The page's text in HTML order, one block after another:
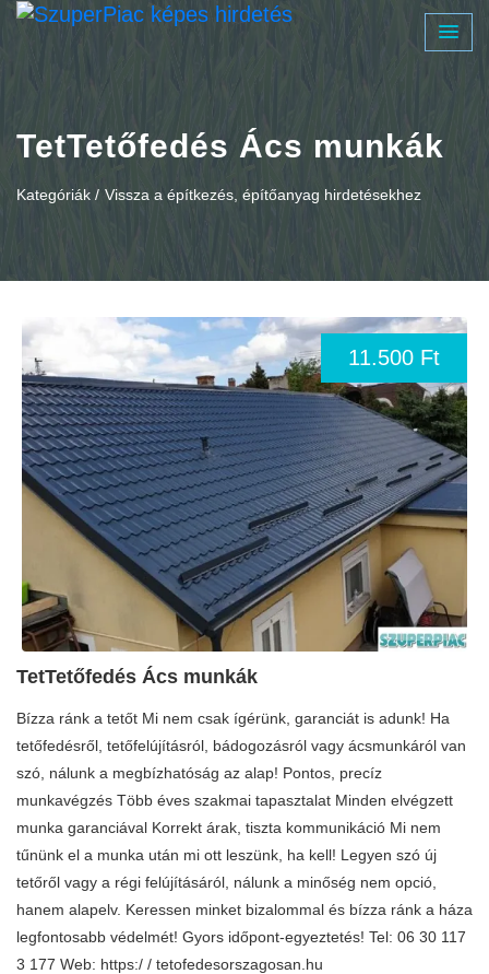
TetTetőfedés Ács munkák
Kategóriák / Vissza a építkezés, építőanyag hirdetésekhez
11.500 Ft
TetTetőfedés Ács munkák
Bízza ránk a tetőt Mi nem csak ígérünk, garanciát is adunk! Ha
tetőfedésről, tetőfelújításról, bádogozásról vagy ácsmunkáról van
szó, nálunk a megbízhatóság az alap! Pontos, precíz
munkavégzés Több éves szakmai tapasztalat Minden elvégzett
munka garanciával Korrekt árak, tiszta kommunikáció Mi nem
tűnünk el a munka után mi ott leszünk, ha kell! Legyen szó új
tetőről vagy a régi felújításáról, nálunk a minőség nem opció,
hanem alapelv. Keressen minket bizalommal és bízza ránk a háza
legfontosabb védelmét! Gyors időpont-egyeztetés! Tel: 06 30 117
3 177 Web: https:/ / tetofedesorszagosan.hu